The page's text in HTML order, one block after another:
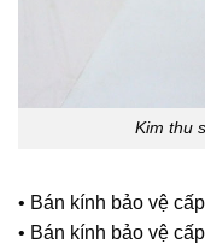
Kim thu
• Bán kính bảo vệ
• Bán kính bảo vệ